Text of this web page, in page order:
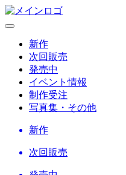
新作
次回販売
発売中
イベント情報
制作受注
写真集・その他
新作
次回販売